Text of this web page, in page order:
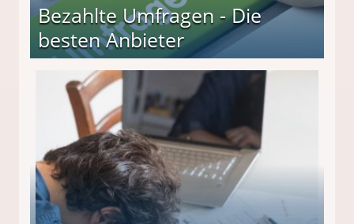
Bezahlte Umfragen - Die
besten Anbieter